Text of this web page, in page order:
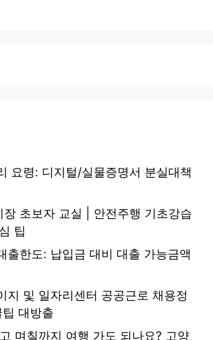
요령: 디지털/실물증명서 분실대책
장 초보자 교실 | 안전주행 기초강습
팁
출한도: 납입금 대비 대출 가능금액
지 및 일자리센터 공공근로 채용정
대방출
며칠까지 여행 가도 되나요? 고양